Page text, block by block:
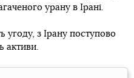
урану в Ірані.
угоду, з Ірану поступово
активи.